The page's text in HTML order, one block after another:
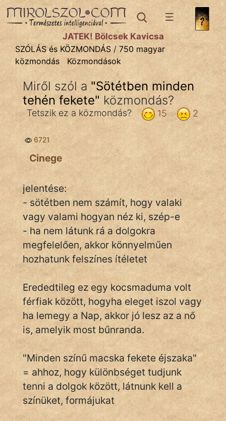
SZÓLÁS ÉS KÖZMONDÁStémák:
Bibliai
Kifejezések
Közmondások
Rímelő
Szóláscsoportok
Szólások
Tréfás
IRODALOM
SZÓLÁS
És
KÖZMONDÁS
PSZICHO
ZENE
ÉLETMÓD
JÁTÉK! Bölcsek Kavicsa
SZÓLÁS és KÖZMONDÁS / 750 magyar
közmondás
Közmondások
Miről szól a "Sötétben minden
tehén fekete" közmondás?
2
15
Tetszik ez a közmondás?
6721
Cinege
jelentése:
- sötétben nem számít, hogy valaki
vagy valami hogyan néz ki, szép-e
- ha nem látunk rá a dolgokra
megfelelően, akkor könnyelműen
hozhatunk felszínes ítéletet
Erededtileg ez egy kocsmaduma volt
férfiak között, hogyha eleget iszol vagy
ha lemegy a Nap, akkor jó lesz az a nő
is, amelyik most bűnranda.
"Minden színű macska fekete éjszaka"
= ahhoz, hogy különbséget tudjunk
tenni a dolgok között, látnunk kell a
színüket, formájukat